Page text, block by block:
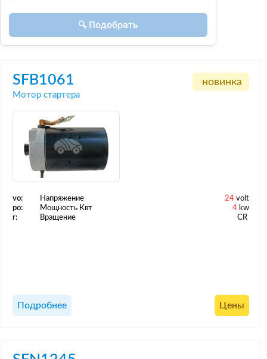
🔍 Подобрать
SFB1061
Мотор стартера
новинка
vo: Напряжение 24 volt
po:
Мощность Квт 4 kw
r:
Вращение CR
Подробнее Цены